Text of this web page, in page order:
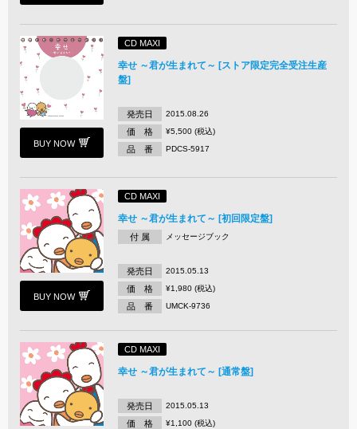
BUY NOW
CD MAXI
幸せ ～君が生まれて～ [ストア限定完全受注生産
盤]
発売日 2015.08.26
価 格 ¥5,500 (税込)
品 番 PDCS-5917
BUY NOW
CD MAXI
幸せ ～君が生まれて～ [初回限定盤]
付 属 メッセージブック
発売日 2015.05.13
価 格 ¥1,980 (税込)
品 番 UMCK-9736
CD MAXI
幸せ ～君が生まれて～ [通常盤]
発売日 2015.05.13
価 格 ¥1,100 (税込)